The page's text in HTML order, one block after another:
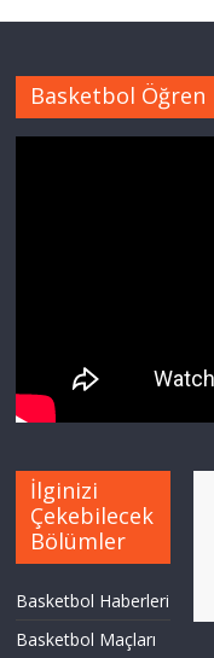
Basketbol Öğren
İlginizi
Çekebilecek
Bölümler
Basketbol Haberleri
Basketbol Maçları